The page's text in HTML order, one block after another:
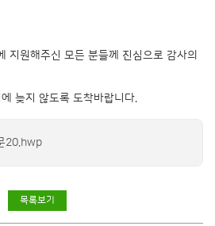
지원해주신 모든 분들께 진심으로 감사의
늦지 않도록 도착바랍니다.
20.hwp
목록보기